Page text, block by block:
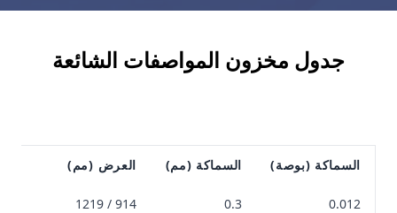
جدول مخزون المواصفات الشائعة
السماكة (بوصة) السماكة (مم) العرض (مم)
0.012
0.3
914 / 1219